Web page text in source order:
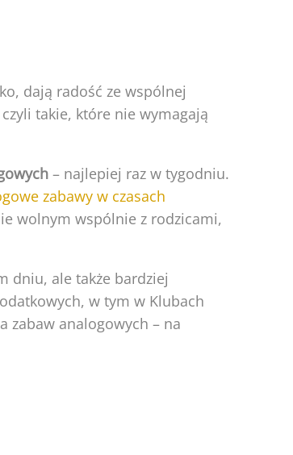
dają radość ze wspólnej
takie, które nie wymagają
– najlepiej raz w tygodniu.
zabawy w czasach
wolnym wspólnie z rodzicami,
dniu, ale także bardziej
w tym w Klubach
zabaw analogowych – na